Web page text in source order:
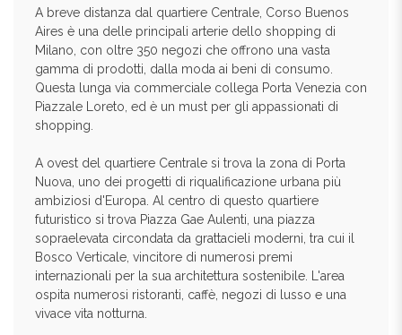
A breve distanza dal quartiere Centrale, Corso Buenos
Aires è una delle principali arterie dello shopping di
Milano, con oltre 350 negozi che offrono una vasta
gamma di prodotti, dalla moda ai beni di consumo.
Questa lunga via commerciale collega Porta Venezia con
Piazzale Loreto, ed è un must per gli appassionati di
shopping.
A ovest del quartiere Centrale si trova la zona di Porta
Nuova, uno dei progetti di riqualificazione urbana più
ambiziosi d'Europa. Al centro di questo quartiere
futuristico si trova Piazza Gae Aulenti, una piazza
sopraelevata circondata da grattacieli moderni, tra cui il
Bosco Verticale, vincitore di numerosi premi
internazionali per la sua architettura sostenibile. L'area
ospita numerosi ristoranti, caffè, negozi di lusso e una
vivace vita notturna.